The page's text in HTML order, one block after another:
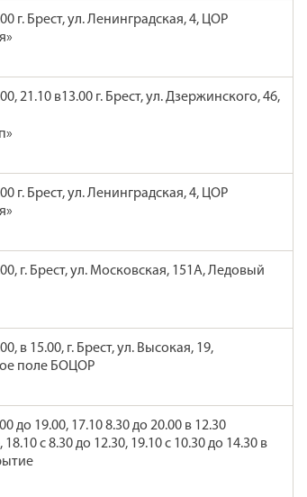
г. Брест, ул. Ленинградская, 4, ЦОР
21.10 в13.00 г. Брест, ул. Дзержинского, 46,
г. Брест, ул. Ленинградская, 4, ЦОР
г. Брест, ул. Московская, 151А, Ледовый
в 15.00, г. Брест, ул. Высокая, 19,
поле БОЦОР
до 19.00, 17.10 8.30 до 20.00 в 12.30
с 8.30 до 12.30, 19.10 с 10.30 до 14.30 в